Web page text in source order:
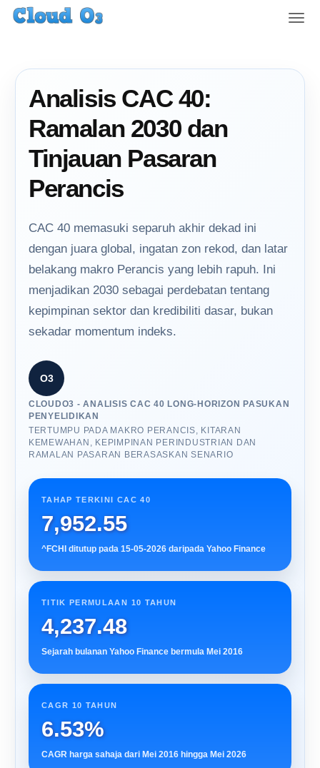
T
Analisis CAC 40:
Ramalan 2030 dan
Tinjauan Pasaran
Perancis
CAC 40 memasuki separuh akhir dekad ini
dengan juara global, ingatan zon rekod, dan latar
belakang makro Perancis yang lebih rapuh. Ini
menjadikan 2030 sebagai perdebatan tentang
kepimpinan sektor dan kredibiliti dasar, bukan
sekadar momentum indeks.
O3
CLOUDO3 - ANALISIS CAC 40 LONG-HORIZON PASUKAN
PENYELIDIKAN
TERTUMPU PADA MAKRO PERANCIS, KITARAN
KEMEWAHAN, KEPIMPINAN PERINDUSTRIAN DAN
RAMALAN PASARAN BERASASKAN SENARIO
TAHAP TERKINI CAC 40
7,952.55
^FCHI ditutup pada 15-05-2026 daripada Yahoo Finance
TITIK PERMULAAN 10 TAHUN
4,237.48
Sejarah bulanan Yahoo Finance bermula Mei 2016
CAGR 10 TAHUN
6.53%
CAGR harga sahaja dari Mei 2016 hingga Mei 2026